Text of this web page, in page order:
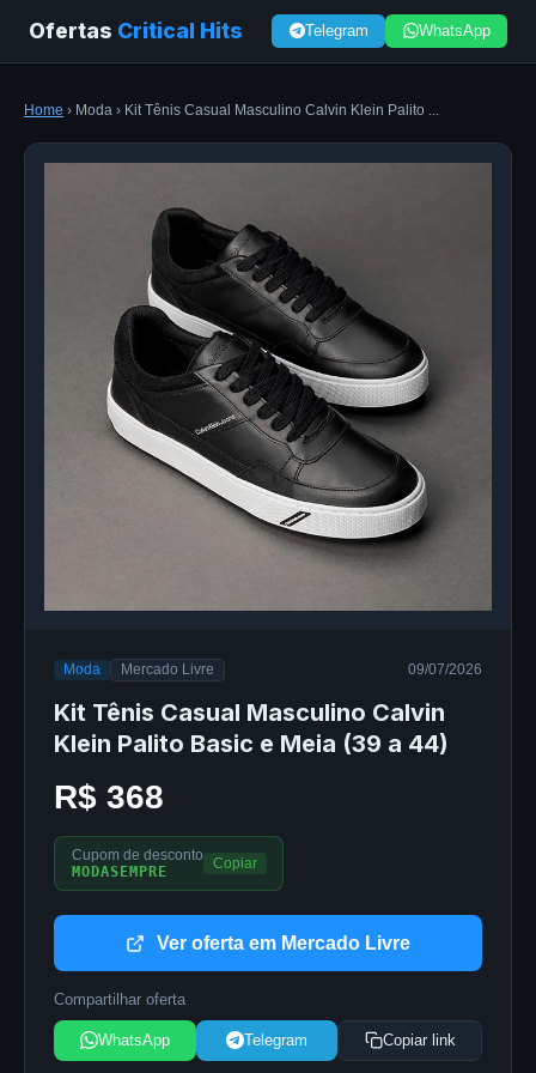
Ofertas Critical Hits Telegram WhatsApp
Home › Moda › Kit Tênis Casual Masculino Calvin Klein Palito ...
Moda Mercado Livre 09/07/2026
Kit Tênis Casual Masculino Calvin
Klein Palito Basic e Meia (39 a 44)
R$ 368
Cupom de desconto
MODASEMPRE
Copiar
Ver oferta em Mercado Livre
Compartilhar oferta
WhatsApp Telegram Copiar link